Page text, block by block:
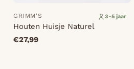
GRIMM'S 3-5 jaar
Houten Huisje Naturel
€27,99